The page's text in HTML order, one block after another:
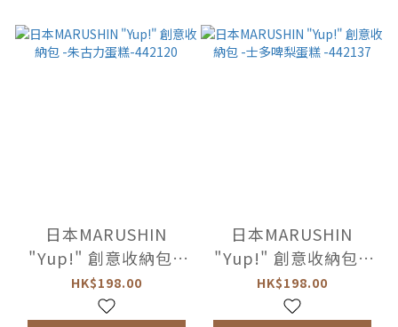
日本MARUSHIN
"Yup!" 創意收納包 -
朱古力蛋糕-442120
HK$198.00
日本MARUSHIN
"Yup!" 創意收納包 -
士多啤梨蛋糕
-442137
HK$198.00